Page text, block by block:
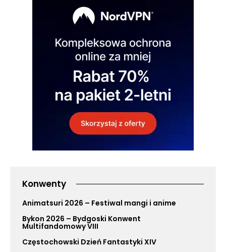
Konwenty
Animatsuri 2026 – Festiwal mangi i anime
Bykon 2026 – Bydgoski Konwent
Multifandomowy VIII
Częstochowski Dzień Fantastyki XIV